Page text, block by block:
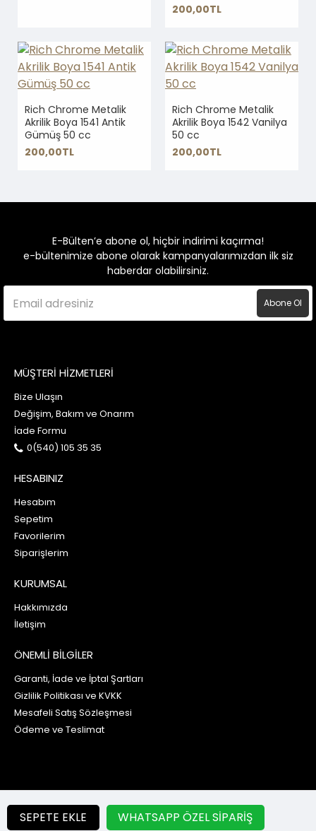
SEPETE EKLE WHATSAPP ÖZEL SIPARIŞ
200,00TL
Rich Chrome Metalik
Akrilik Boya 1541 Antik
Gümüş 50 cc
200,00TL
Rich Chrome Metalik
Akrilik Boya 1542 Vanilya
50 cc
200,00TL
E-Bülten’e abone ol, hiçbir indirimi kaçırma!
e-bültenimize abone olarak kampanyalarımızdan ilk siz
haberdar olabilirsiniz.
Abone Ol
MÜŞTERİ HİZMETLERİ
Bize Ulaşın
Değişim, Bakım ve Onarım
İade Formu
0(540) 105 35 35
HESABINIZ
Hesabım
Sepetim
Favorilerim
Siparişlerim
KURUMSAL
Hakkımızda
İletişim
ÖNEMLİ BİLGİLER
Garanti, İade ve İptal Şartları
Gizlilik Politikası ve KVKK
Mesafeli Satış Sözleşmesi
Ödeme ve Teslimat